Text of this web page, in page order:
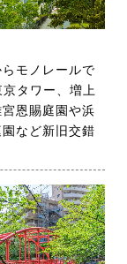
モノレールで
京タワー、増上
恩賜庭園や浜
など新旧交錯